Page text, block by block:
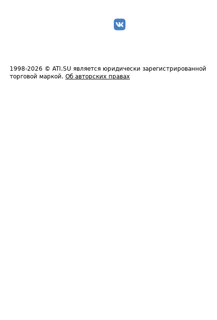
1998-2026 © ATI.SU является юридически зарегистрированной
торговой маркой. Об авторских правах